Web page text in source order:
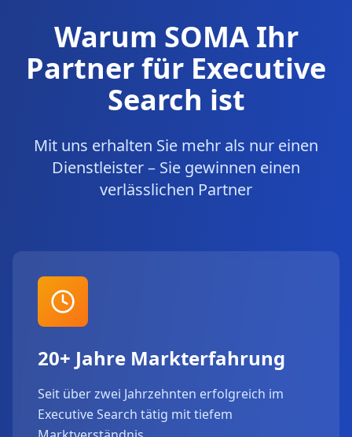
Warum SOMA Ihr
Partner für Executive
Search ist
Mit uns erhalten Sie mehr als nur einen
Dienstleister – Sie gewinnen einen
verlässlichen Partner
20+ Jahre Markterfahrung
Seit über zwei Jahrzehnten erfolgreich im
Executive Search tätig mit tiefem